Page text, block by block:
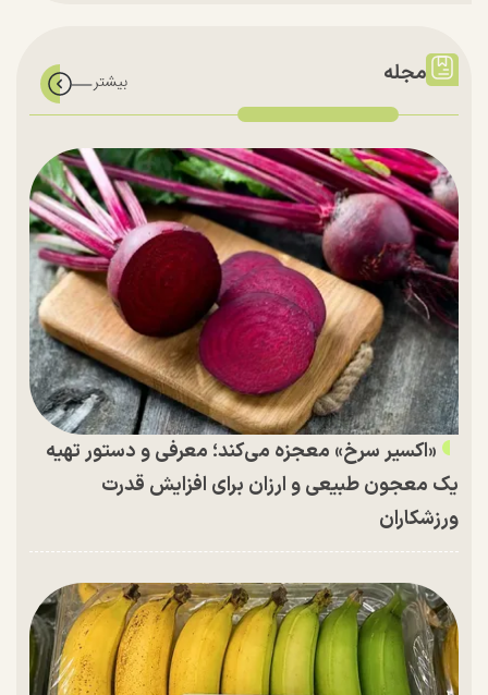
مجله
«اکسیر سرخ» معجزه می‌کند؛ معرفی و دستور تهیه
یک معجون طبیعی و ارزان برای افزایش قدرت
ورزشکاران